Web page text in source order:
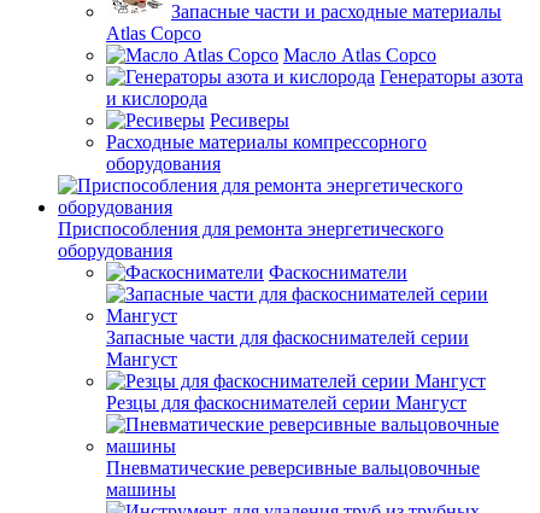
Запасные части и расходные материалы
Atlas Copco
Масло Atlas Copco
Генераторы азота
и кислорода
Ресиверы
Расходные материалы компрессорного
оборудования
Приспособления для ремонта энергетического
оборудования
Фаскосниматели
Запасные части для фаскоснимателей серии
Мангуст
Резцы для фаскоснимателей серии Мангуст
Пневматические реверсивные вальцовочные
машины